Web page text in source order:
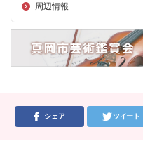
周辺情報
シェア ツイート